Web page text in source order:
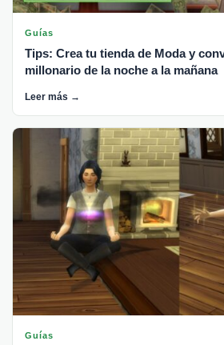
Guías
Tips: Crea tu tienda de Moda y
millonario de la noche a la mañana
Leer más →
Guías